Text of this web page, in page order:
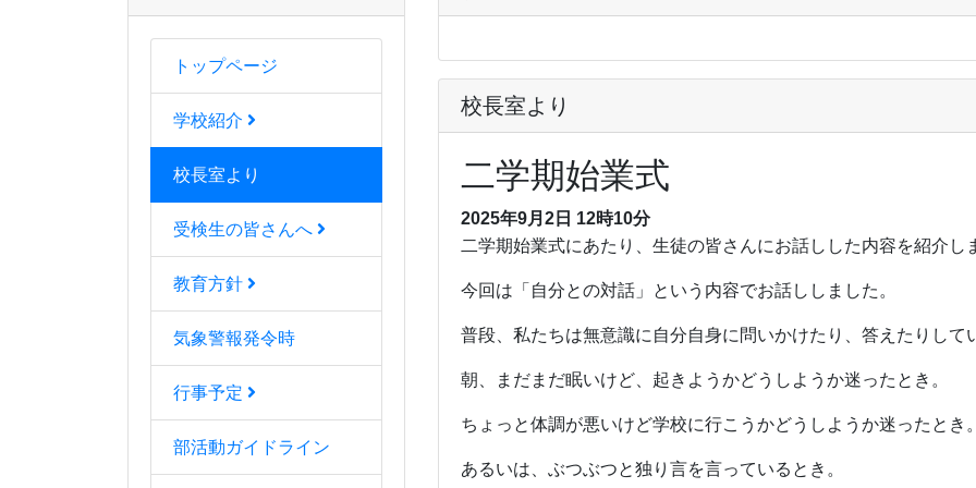
トップページ
学校紹介
校長室より
受検生の皆さんへ
教育方針
気象警報発令時
行事予定
部活動ガイドライン
校長室より
二学期始業式
2025年9月2日 12時10分
二学期始業式にあたり、生徒の皆さんにお話しした内容を紹介し
今回は「自分との対話」という内容でお話ししました。
普段、私たちは無意識に自分自身に問いかけたり、答えたりして
朝、まだまだ眠いけど、起きようかどうしようか迷ったとき。
ちょっと体調が悪いけど学校に行こうかどうしようか迷ったとき。
あるいは、ぶつぶつと独り言を言っているとき。